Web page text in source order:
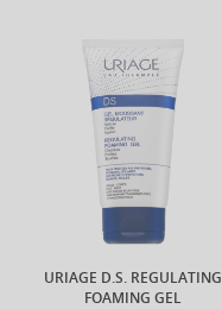
URIAGE D.S. REGULATING
FOAMING GEL